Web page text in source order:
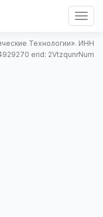
Технологии». ИНН
erid: 2VtzqunrNum